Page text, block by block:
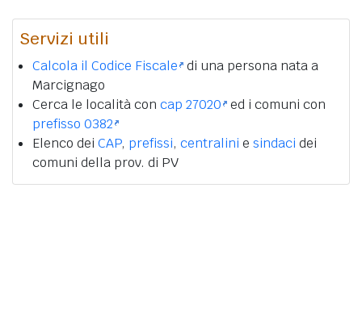
Servizi utili
Calcola il Codice Fiscale di una persona nata a
Marcignago
Cerca le località con cap 27020 ed i comuni con
prefisso 0382
Elenco dei CAP, prefissi, centralini e sindaci dei
comuni della prov. di PV